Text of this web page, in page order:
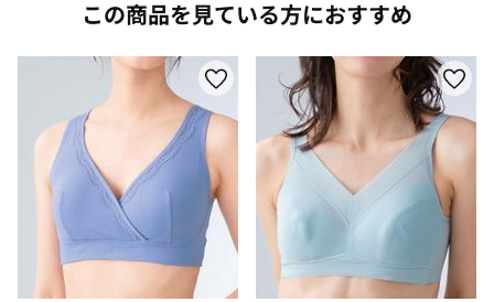
この商品を見ている方におすすめ